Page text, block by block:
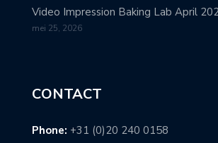
Video Impression Baking Lab April
mei 25, 2026
CONTACT
Phone: +31 (0)20 240 0158